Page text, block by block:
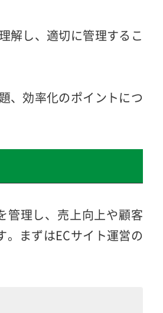
悩んでいる会社も珍しく
解し、適切に管理するこ
、効率化のポイントにつ
まずはECサイト運営の